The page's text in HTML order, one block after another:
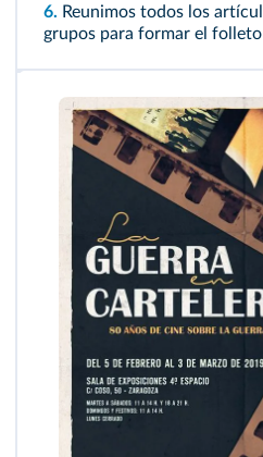
6. Reunimos todos los
grupos para formar el